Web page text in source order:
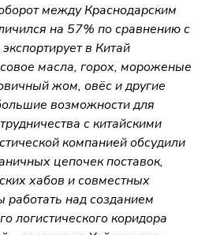
между Краснодарским
на 57% по сравнению с
в Китай
масла, горох, мороженые
жом, овёс и другие
возможности для
с китайскими
компанией обсудили
цепочек поставок,
хабов и совместных
работать над созданием
логистического коридора